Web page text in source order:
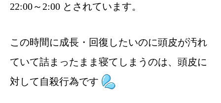
22:00～2:00 とされています。
この時間に成長・回復したいのに頭皮が汚れ
ていて詰まったまま寝てしまうのは、頭皮に
対して自殺行為です